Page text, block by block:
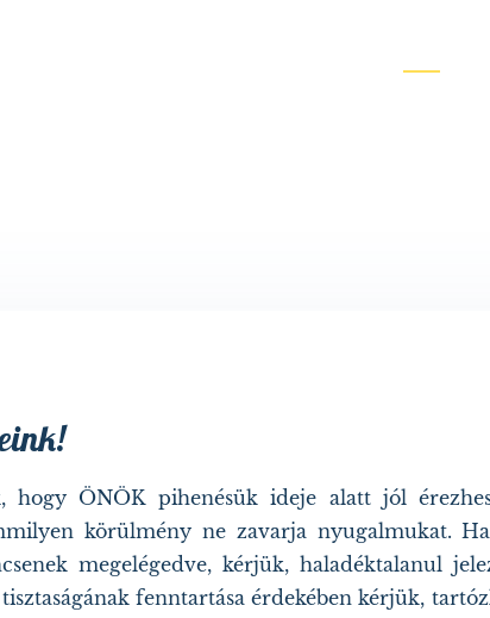
hogy ÖNÖK pihenésük ideje alatt jól
körülmény ne zavarja nyugalmukat.
megelégedve, kérjük, haladéktalanul
fenntartása érdekében kérjük,